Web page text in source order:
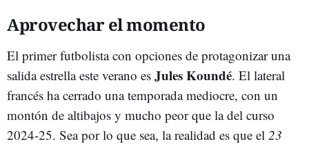
Aprovechar el momento
El primer futbolista con opciones de protagonizar una
salida estrella este verano es Jules Koundé. El lateral
francés ha cerrado una temporada mediocre, con un
montón de altibajos y mucho peor que la del curso
2024-25. Sea por lo que sea, la realidad es que el 23